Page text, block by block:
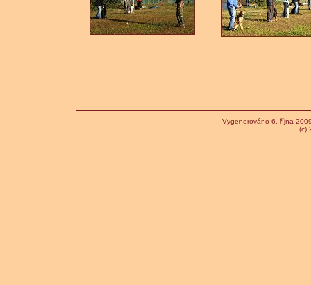
Vygenerováno 6. října
(c)